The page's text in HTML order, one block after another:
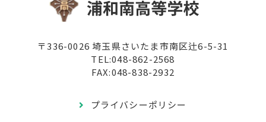
〒336-0026 埼玉県さいたま市南区辻6-5-31
TEL:048-862-2568
FAX:048-838-2932
プライバシーポリシー